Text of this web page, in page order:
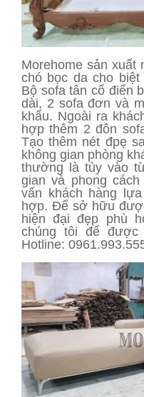
Morehome sản xuất
chó bọc da cho
Bộ sofa tân cổ điển
dài, 2 sofa đơn và
khẩu. Ngoài ra
hợp thêm 2 đôn
Tạo thêm nét đpẹ
không gian phòng
thường là tùy vào
gian và phong
vấn khách hàng
hợp. Để sở hữu
hiện đại đẹp phù
chúng tôi để
Hotline: